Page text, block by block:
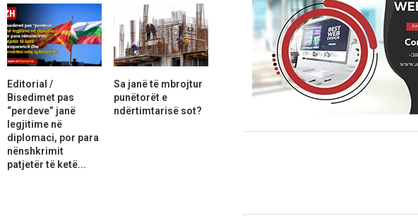
Editorial /
Bisedimet pas
“perdeve” janë
legjitime në
diplomaci, por para
nënshkrimit
patjetër të ketë...
Sa janë të mbrojtur
punëtorët e
ndërtimtarisë sot?